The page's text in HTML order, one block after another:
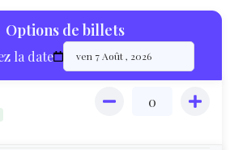
Options de billets
la date